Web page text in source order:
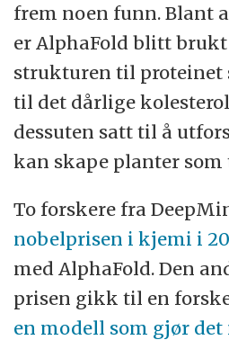
frem noen funn. Blant
er AlphaFold blitt brukt
strukturen til proteinet
til det dårlige
dessuten satt til å
kan skape planter som
To forskere fra
nobelprisen i kjemi i
med AlphaFold. Den
prisen gikk til en
en modell som gjør det